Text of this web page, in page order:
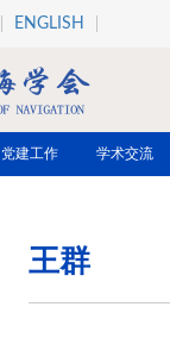
ENGLISH
党建工作 学术交流
王群